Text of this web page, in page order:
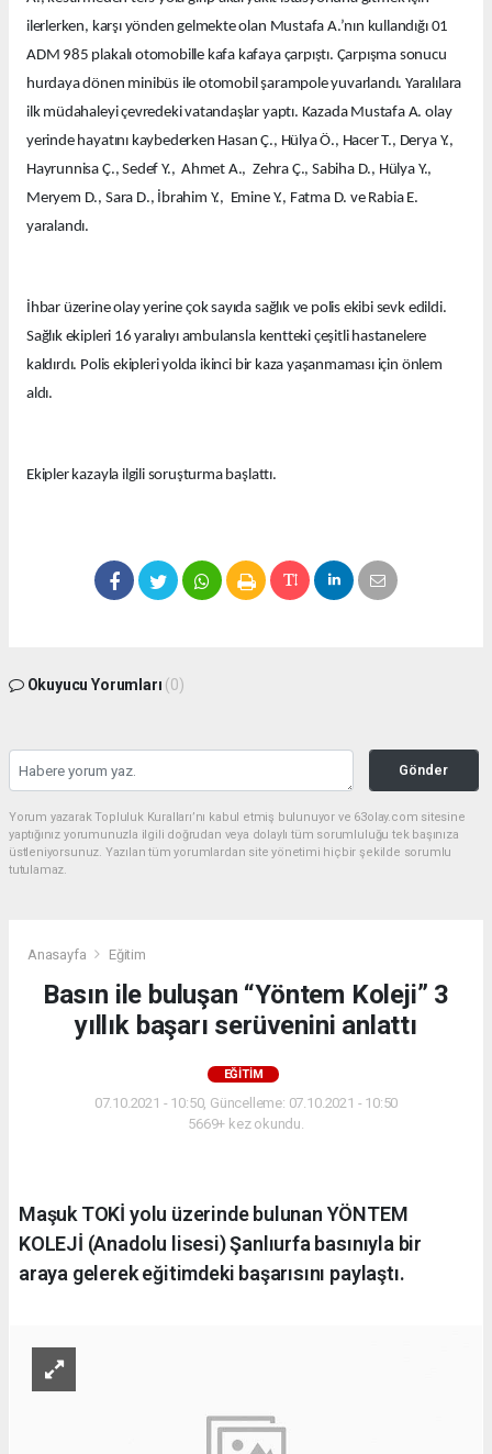
ilerlerken, karşı yönden gelmekte olan Mustafa A.’nın kullandığı 01
ADM 985 plakalı otomobille kafa kafaya çarpıştı. Çarpışma sonucu
hurdaya dönen minibüs ile otomobil şarampole yuvarlandı. Yaralılara
ilk müdahaleyi çevredeki vatandaşlar yaptı. Kazada Mustafa A. olay
yerinde hayatını kaybederken Hasan Ç., Hülya Ö., Hacer T., Derya Y.,
Hayrunnisa Ç., Sedef Y., Ahmet A., Zehra Ç., Sabiha D., Hülya Y.,
Meryem D., Sara D., İbrahim Y., Emine Y., Fatma D. ve Rabia E.
yaralandı.
İhbar üzerine olay yerine çok sayıda sağlık ve polis ekibi sevk edildi.
Sağlık ekipleri 16 yaralıyı ambulansla kentteki çeşitli hastanelere
kaldırdı. Polis ekipleri yolda ikinci bir kaza yaşanmaması için önlem
aldı.
Ekipler kazayla ilgili soruşturma başlattı.
Okuyucu Yorumları (0)
Gönder
Yorum yazarak Topluluk Kuralları’nı kabul etmiş bulunuyor ve 63olay.com sitesine
yaptığınız yorumunuzla ilgili doğrudan veya dolaylı tüm sorumluluğu tek başınıza
üstleniyorsunuz. Yazılan tüm yorumlardan site yönetimi hiçbir şekilde sorumlu
tutulamaz.
Anasayfa Eğitim
Basın ile buluşan “Yöntem Koleji” 3
yıllık başarı serüvenini anlattı
EĞITIM
07.10.2021 - 10:50, Güncelleme: 07.10.2021 - 10:50
5669+ kez okundu.
Maşuk TOKİ yolu üzerinde bulunan YÖNTEM
KOLEJİ (Anadolu lisesi) Şanlıurfa basınıyla bir
araya gelerek eğitimdeki başarısını paylaştı.